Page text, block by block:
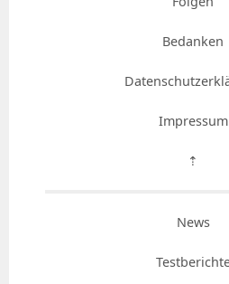
Bedanken
Impressum
⇡
News